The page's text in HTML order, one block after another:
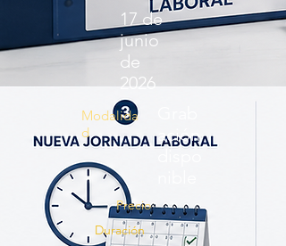
17 de
junio
de
2026
Modalida
d
ación
dispo
Precio
Duración